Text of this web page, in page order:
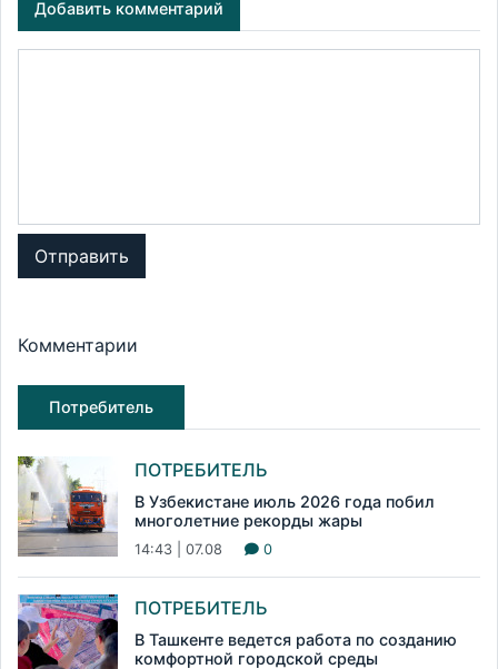
Добавить комментарий
Отправить
Комментарии
Потребитель
ПОТРЕБИТЕЛЬ
В Узбекистане июль 2026 года побил
многолетние рекорды жары
14:43 | 07.08 0
ПОТРЕБИТЕЛЬ
В Ташкенте ведется работа по созданию
комфортной городской среды